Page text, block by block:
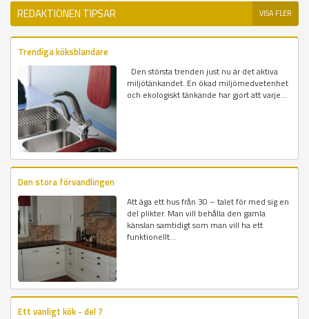
REDAKTIONEN TIPSAR VISA FLER
Trendiga köksblandare
Den största trenden just nu är det aktiva
miljötänkandet. En ökad miljömedvetenhet
och ekologiskt tänkande har gjort att varje...
Den stora förvandlingen
Att äga ett hus från 30 – talet för med sig en
del plikter. Man vill behålla den gamla
känslan samtidigt som man vill ha ett
funktionellt...
Ett vanligt kök - del 7